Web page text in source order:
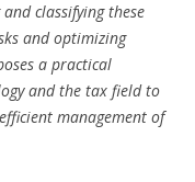
classifying these
and optimizing
a practical
and the tax field to
management of